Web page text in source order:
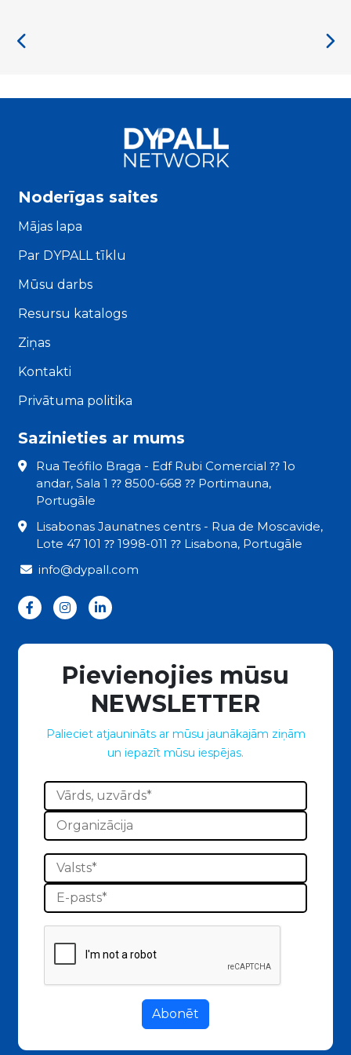
Noderīgas saites
Mājas lapa
Par DYPALL tīklu
Mūsu darbs
Resursu katalogs
Ziņas
Kontakti
Privātuma politika
Sazinieties ar mums
Rua Teófilo Braga - Edf Rubi Comercial ⁇ 1o
andar, Sala 1 ⁇ 8500-668 ⁇ Portimauna,
Portugāle
Lisabonas Jaunatnes centrs - Rua de Moscavide,
Lote 47 101 ⁇ 1998-011 ⁇ Lisabona, Portugāle
info@dypall.com
Pievienojies mūsu
NEWSLETTER
Palieciet atjaunināts ar mūsu jaunākajām ziņām
un iepazīt mūsu iespējas.